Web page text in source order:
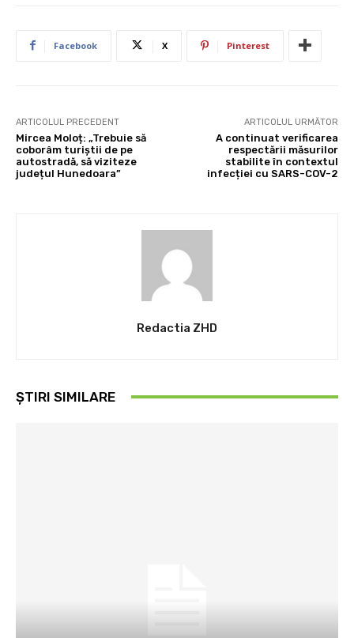
Facebook X Pinterest
ARTICOLUL PRECEDENT
Mircea Moloț: „Trebuie să
coborâm turiștii de pe
autostradă, să viziteze
județul Hunedoara”
ARTICOLUL URMĂTOR
A continuat verificarea
respectării măsurilor
stabilite în contextul
infecției cu SARS-COV-2
Redactia ZHD
ȘTIRI SIMILARE